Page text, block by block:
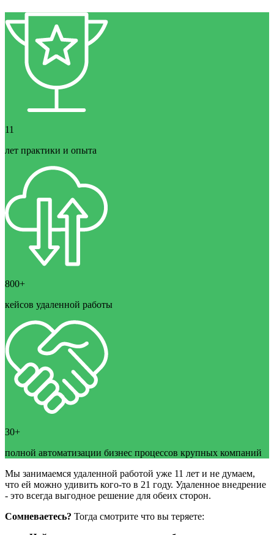
11
лет практики и опыта
800+
кейсов удаленной работы
30+
полной автоматизации бизнес процессов крупных компаний
Мы занимаемся удаленной работой уже 11 лет и не думаем,
что ей можно удивить кого-то в 21 году. Удаленное внедрение
- это всегда выгодное решение для обеих сторон.
Сомневаетесь? Тогда смотрите что вы теряете: